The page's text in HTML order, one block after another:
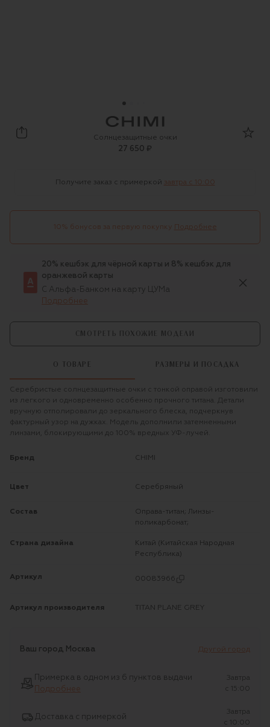
CHIMI
Солнцезащитные очки
27 650 ₽
Получите заказ с примеркой завтра c 10:00
10% бонусов за первую покупку Подробнее
20% кешбэк для чёрной карты и 8% кешбэк для
оранжевой карты
С Альфа-Банком на карту ЦУМа
Подробнее
СМОТРЕТЬ ПОХОЖИЕ МОДЕЛИ
О ТОВАРЕ РАЗМЕРЫ И ПОСАДКА
Серебристые солнцезащитные очки с тонкой оправой изготовили
из легкого и одновременно особенно прочного титана. Детали
вручную отполировали до зеркального блеска, подчеркнув
фактурный узор на дужках. Модель дополнили затемненными
линзами, блокирующими до 100% вредных УФ-лучей.
Бренд CHIMI
Цвет Серебряный
Состав
Оправа-титан; Линзы-
поликарбонат;
Страна дизайна
Китай (Китайская Народная
Республика)
Артикул 00083966
Артикул производителя TITAN PLANE GREY
Ваш город Москва Другой город
Примерка в одном из 6 пунктов выдачи
Подробнее
Завтра
c 15:00
Доставка с примеркой
Завтра
c 10:00